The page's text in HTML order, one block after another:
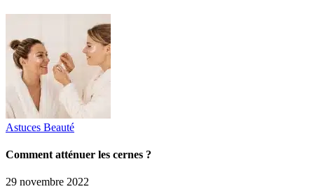
Astuces Beauté
Comment atténuer les cernes ?
29 novembre 2022